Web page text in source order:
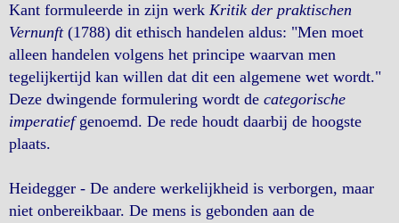
Kant formuleerde in zijn werk Kritik der praktischen
Vernunft(1788) dit ethisch handelen aldus: "Men moet
alleen handelen volgens het principe waarvan men
tegelijkertijd kan willen dat dit een algemene wet wordt."
Deze dwingende formulering wordt de categorische
imperatiefgenoemd. De rede houdt daarbij de hoogste
plaats.
Heidegger - De andere werkelijkheid is verborgen, maar
niet onbereikbaar. De mens is gebonden aan de